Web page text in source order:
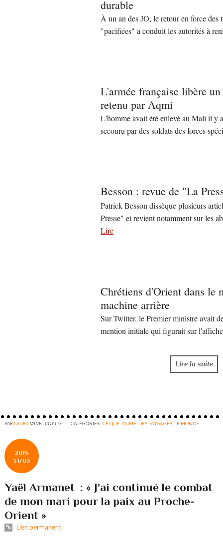
durable
À un an des JO, le retour en force des
"pacifiées" a conduit les autorités à
L'armée française libère
retenu par Aqmi
L'homme avait été enlevé au Mali il y
secouru par des soldats des forces
Besson : revue de "La
Patrick Besson dissèque plusieurs
Presse" et revient notamment sur les
Lire
Chrétiens d'Orient dans le
machine arrière
Sur Twitter, le Premier ministre avait
mention initiale qui figurait sur
Lire la suite
PARLAURAVANEL-COYTTE CATÉGORIES :CE QUE J'AIME. DES PAYSAGES, LE MONDE
2015
31/03
Yaël Armanet : « J'ai continué le combat
de mon mari pour la paix au Proche-
Orient »
Lien permanent